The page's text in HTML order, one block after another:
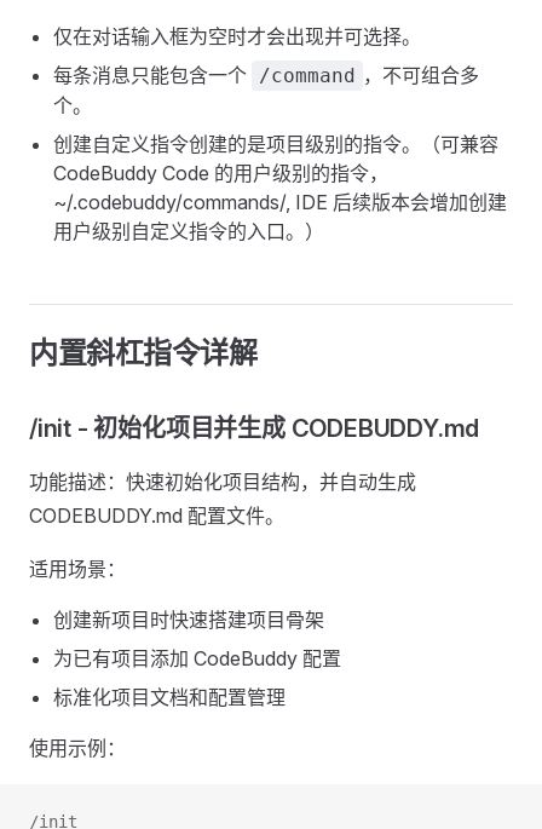
仅在对话输入框为空时才会出现并可选择。
每条消息只能包含一个 /command ，不可组合多
个。
创建自定义指令创建的是项目级别的指令。（可兼容
CodeBuddy Code 的用户级别的指令，
~/.codebuddy/commands/, IDE 后续版本会增加创建
用户级别自定义指令的入口。）
内置斜杠指令详解
/init - 初始化项目并生成 CODEBUDDY.md
功能描述：快速初始化项目结构，并自动生成
CODEBUDDY.md 配置文件。
适用场景：
创建新项目时快速搭建项目骨架
为已有项目添加 CodeBuddy 配置
标准化项目文档和配置管理
使用示例：
/init